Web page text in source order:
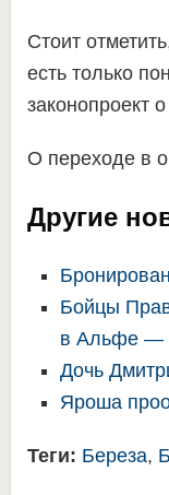
Стоит
есть только
законопроект
О переходе в
Другие
Бойцы
в Альфе —
Дочь
Яроша
Теги: Береза,